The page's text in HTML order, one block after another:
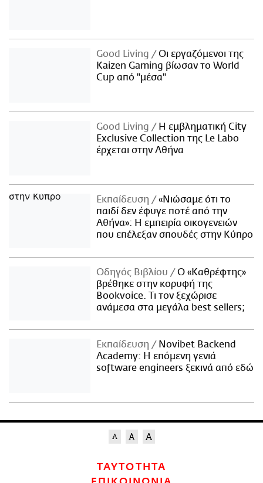
Good Living
Οι εργαζόμενοι της
Kaizen Gaming βίωσαν το World
Cup από "μέσα"
Good Living
Η εμβληματική City
Exclusive Collection της Le Labo
έρχεται στην Αθήνα
Εκπαίδευση
«Νιώσαμε ότι το
παιδί δεν έφυγε ποτέ από την
Αθήνα»: Η εμπειρία οικογενειών
που επέλεξαν σπουδές στην Κύπρο
Οδηγός Βιβλίου
Ο «Καθρέφτης»
βρέθηκε στην κορυφή της
Bookvoice. Τι τον ξεχώρισε
ανάμεσα στα μεγάλα best sellers;
Εκπαίδευση
Novibet Backend
Academy: Η επόμενη γενιά
software engineers ξεκινά από εδώ
ΤΑΥΤΟΤΗΤΑ